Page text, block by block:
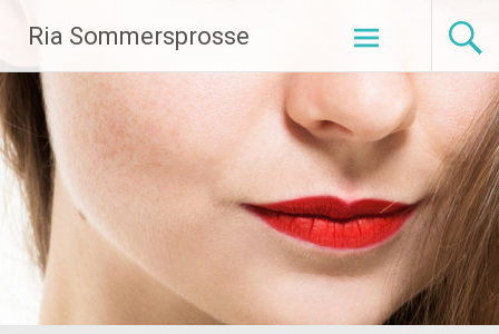
Inhalt
springen
Ria Sommersprosse